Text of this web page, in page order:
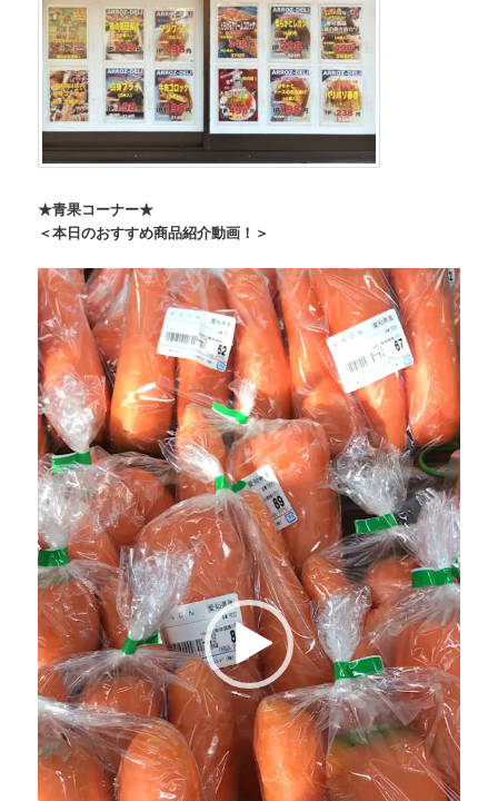
★青果コーナー★
＜本日のおすすめ商品紹介動画！＞
動
画
プ
レ
ー
ヤ
ー